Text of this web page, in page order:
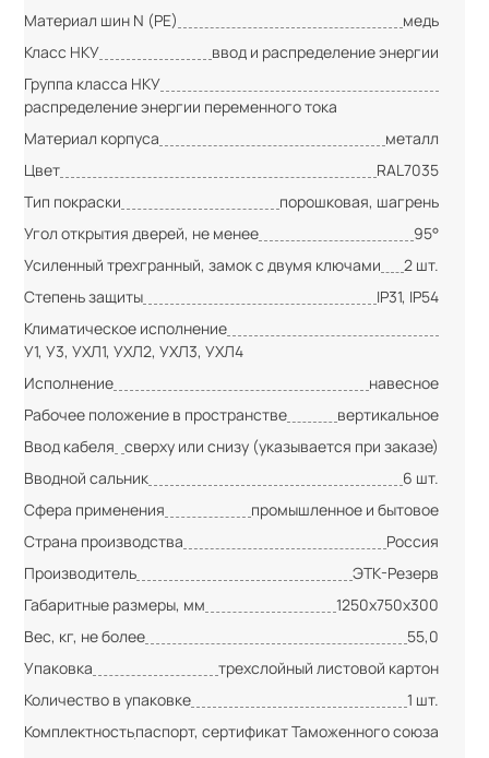
Материал шин N (PE)
медь
Класс НКУ
ввод и распределение энергии
Группа класса НКУ
распределение энергии переменного тока
Материал корпуса
металл
Цвет
RAL7035
Тип покраски
порошковая, шагрень
Угол открытия дверей, не менее
95°
Усиленный трехгранный, замок с двумя ключами
2 шт.
Степень защиты
IP31, IP54
Климатическое исполнение
У1, У3, УХЛ1, УХЛ2, УХЛ3, УХЛ4
Исполнение
навесное
Рабочее положение в пространстве
вертикальное
Ввод кабеля сверху или снизу (указывается при заказе)
Вводной сальник
6 шт.
Сфера применения
промышленное и бытовое
Страна производства
Россия
Производитель
ЭТК-Резерв
Габаритные размеры, мм
1250х750х300
Вес, кг, не более
55,0
Упаковка
трехслойный листовой картон
Количество в упаковке
1 шт.
Комплектностьпаспорт, сертификат Таможенного союза